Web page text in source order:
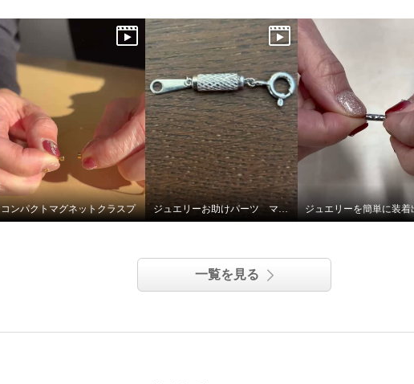
コンパクトマグネットクラスプ ジュエリーお助けパーツ マグネットクラスプ
一覧を見る